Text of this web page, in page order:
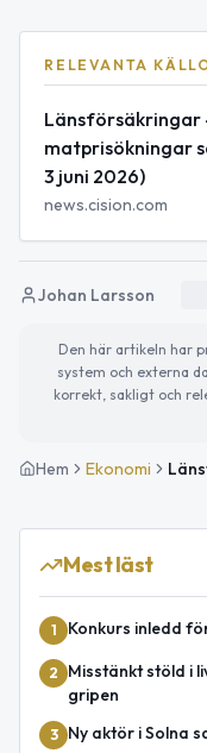
RELEVANTA
Länsförsäkringar
matprisökningar
3 juni 2026)
news.cision.com
Johan Larsson
Den här artikeln har
system och externa
korrekt, sakligt och
Hem Ekonomi
Mest läst
1 Konkurs inledd
2
Misstänkt stöld i
gripen
3 Ny aktör i Solna